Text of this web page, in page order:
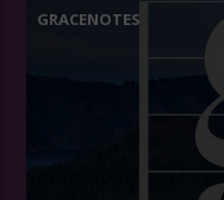
GRACENOTES